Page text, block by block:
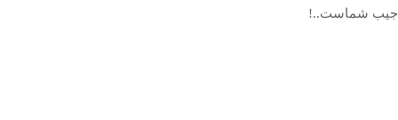
جیب شماست..!